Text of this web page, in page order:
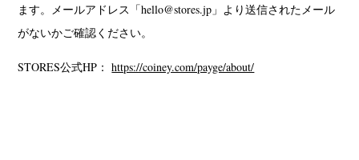
ます。メールアドレス「hello@stores.jp」より送信されたメール
がないかご確認ください。
STORES公式HP： https://coiney.com/payge/about/